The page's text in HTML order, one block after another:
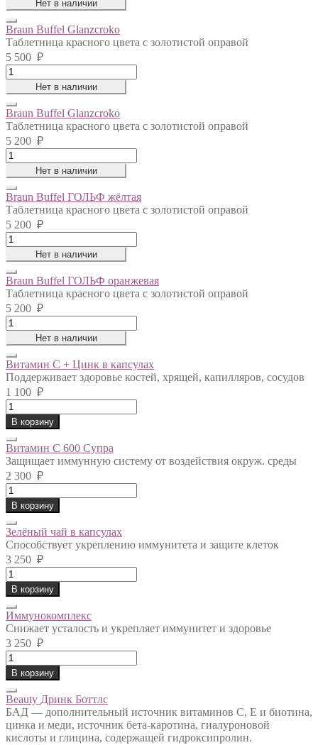
GAUCHO
слоновая
кость
quantity
Нет в наличии
Braun Buffel Glanzcroko
Таблетница красного цвета с золотистой оправой
5 500 ₽
Braun
Buffel
Glanzcroko
quantity
Нет в наличии
Braun Buffel Glanzcroko
Таблетница красного цвета с золотистой оправой
5 200 ₽
Braun
Buffel
Glanzcroko
quantity
Нет в наличии
Braun Buffel ГОЛЬФ жёлтая
Таблетница красного цвета с золотистой оправой
5 200 ₽
Braun
Buffel
ГОЛЬФ
жёлтая
quantity
Нет в наличии
Braun Buffel ГОЛЬФ оранжевая
Таблетница красного цвета с золотистой оправой
5 200 ₽
Braun
Buffel
ГОЛЬФ
оранжевая
quantity
Нет в наличии
Витамин С + Цинк в капсулах
Поддерживает здоровье костей, хрящей, капилляров, сосудов
1 100 ₽
Витамин
С
+
Цинк
в
капсулах
quantity
В корзину
Витамин С 600 Супра
Защищает иммунную систему от воздействия окруж. среды
2 300 ₽
Витамин
С
600
Супра
quantity
В корзину
Зелёный чай в капсулах
Способствует укреплению иммунитета и защите клеток
3 250 ₽
Зелёный
чай
в
капсулах
quantity
В корзину
Иммунокомплекс
Снижает усталость и укрепляет иммунитет и здоровье
3 250 ₽
Иммунокомплекс
quantity
В корзину
Beauty Дринк Боттлс
БАД — дополнительный источник витаминов С, Е и биотина,
цинка и меди, источник бета-каротина, гиалуроновой
кислоты и глицина, содержащей гидроксипролин.